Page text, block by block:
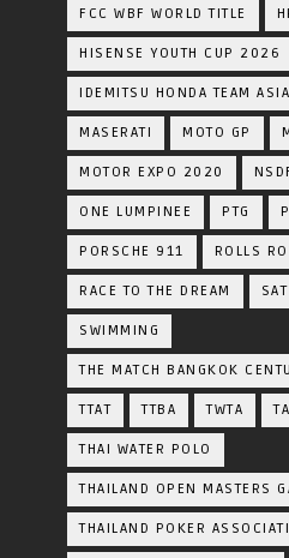
FCC WBF WORLD TITLE
HISENSE YOUTH CUP 2026
IDEMITSU HONDA TEAM ASIA
MASERATI MOTO GP
MOTOR EXPO 2020
ONE LUMPINEE PTG
PORSCHE 911 ROLLS
RACE TO THE DREAM SAT
SWIMMING
THE MATCH BANGKOK
TTAT TTBA TWTA
THAI WATER POLO
THAILAND OPEN MASTERS
THAILAND POKER